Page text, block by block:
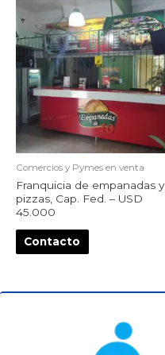
Comercios y Pymes en venta
Franquicia de empanadas y
pizzas, Cap. Fed. – USD
45.000
Contacto